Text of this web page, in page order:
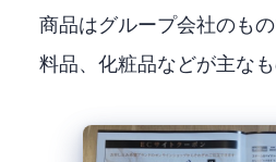
商品はグループ会社のもので、
料品、化粧品などが主なも